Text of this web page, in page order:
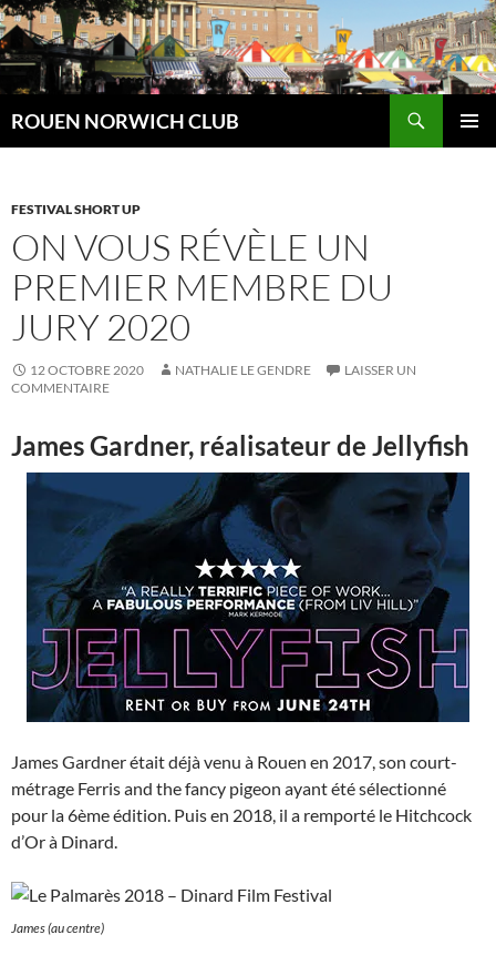
Aller
au
contenu
ROUEN NORWICH CLUB
FESTIVAL SHORT UP
ON VOUS RÉVÈLE UN
PREMIER MEMBRE DU
JURY 2020
12 OCTOBRE 2020 NATHALIE LE GENDRE
LAISSER UN
COMMENTAIRE
James Gardner, réalisateur de Jellyfish
James Gardner était déjà venu à Rouen en 2017, son court-
métrage Ferris and the fancy pigeon ayant été sélectionné
pour la 6ème édition. Puis en 2018, il a remporté le Hitchcock
d’Or à Dinard.
James (au centre)